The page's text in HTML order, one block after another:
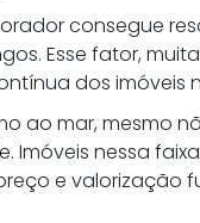
consegue
Esse fator,
dos imóveis
ao mar, mesmo
Imóveis nessa
e valorização